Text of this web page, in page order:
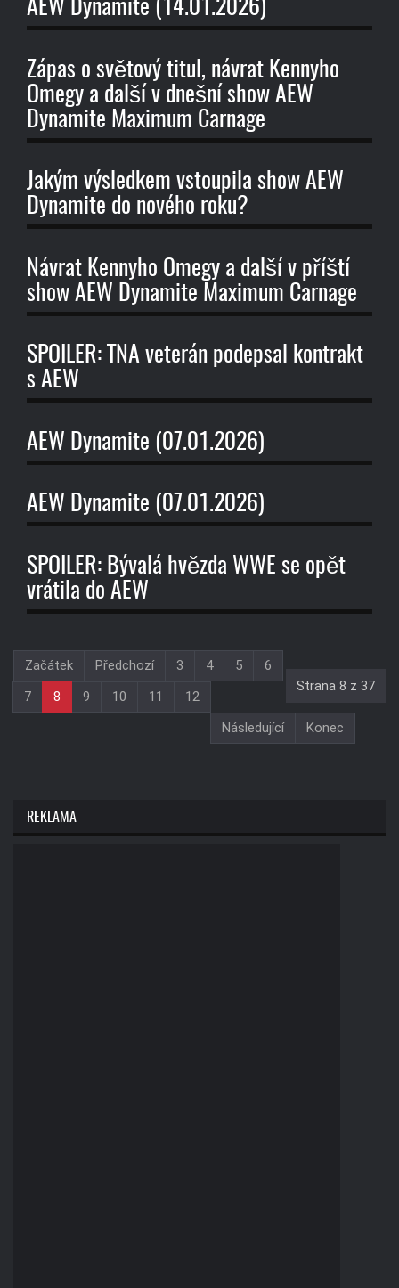
AEW Dynamite (14.01.2026)
Zápas o světový titul, návrat Kennyho
Omegy a další v dnešní show AEW
Dynamite Maximum Carnage
Jakým výsledkem vstoupila show AEW
Dynamite do nového roku?
Návrat Kennyho Omegy a další v příští
show AEW Dynamite Maximum Carnage
SPOILER: TNA veterán podepsal kontrakt
s AEW
AEW Dynamite (07.01.2026)
AEW Dynamite (07.01.2026)
SPOILER: Bývalá hvězda WWE se opět
vrátila do AEW
Strana 8 z 37
Začátek Předchozí 3 4 5
6
7
8 9 10 11
12
Následující
Konec
REKLAMA